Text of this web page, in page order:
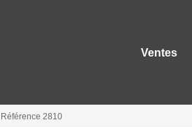
Ventes
Référence 2810